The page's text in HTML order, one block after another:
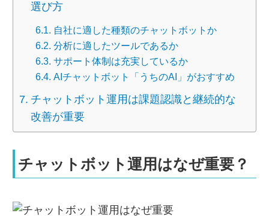
選び方
自社に適した種類のチャットボットか
分析に適したツールであるか
サポート体制は充実しているか
AIチャットボット「うちのAI」がおすすめ
チャットボット運用は課題認識と継続的な
改善が重要
チャットボット運用はなぜ重要？